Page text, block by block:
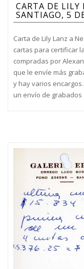
CARTA DE
SANTIAGO, 5
Carta de Lily Lanz a
cartas para certificar
compradas por
que le envíe más
y hay varios
un envío de